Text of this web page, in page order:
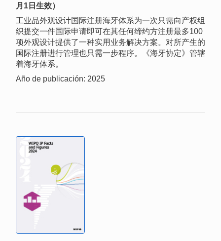
月1日生效）
工业品外观设计国际注册海牙体系为一次只需向产权组
织提交一件国际申请即可在其任何缔约方注册最多100
项外观设计提供了一种实用业务解决方案。对所产生的
国际注册进行管理也只需一步程序。《海牙协定》管辖
着海牙体系。
Año de publicación: 2025